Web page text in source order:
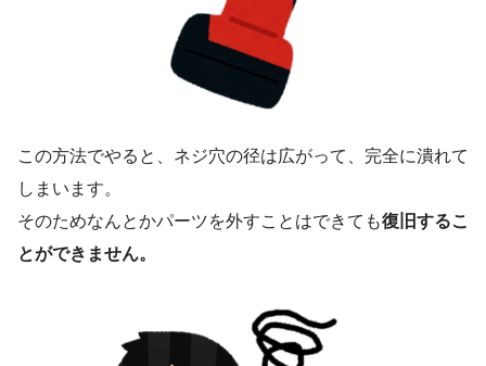
この方法でやると、ネジ穴の径は広がって、完全に潰れて
しまいます。
そのためなんとかパーツを外すことはできても復旧するこ
とができません。